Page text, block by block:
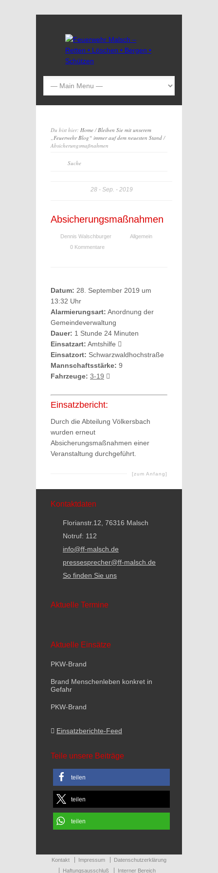
Du bist hier: Home/Bleiben Sie mit unserem
„Feuerwehr Blog“ immer auf dem neuesten Stand/
Absicherungsmaßnahmen
28 Sep. 2019
Absicherungsmaßnahmen
Dennis Walschburger
Allgemein
0 Kommentare
Datum: 28. September 2019 um
13:32 Uhr
Alarmierungsart: Anordnung der
Gemeindeverwaltung
Dauer: 1 Stunde 24 Minuten
Einsatzart: Amtshilfe
Einsatzort: Schwarzwaldhochstraße
Mannschaftsstärke: 9
Fahrzeuge: 3-19
Einsatzbericht:
Durch die Abteilung Völkersbach
wurden erneut
Absicherungsmaßnahmen einer
Veranstaltung durchgeführt.
[zum Anfang]
Kontaktdaten
Florianstr.12, 76316 Malsch
Notruf: 112
info@ff-malsch.de
pressesprecher@ff-malsch.de
So finden Sie uns
Aktuelle Termine
Aktuelle Einsätze
PKW-Brand
Brand Menschenleben konkret in
Gefahr
PKW-Brand
Einsatzberichte-Feed
Teile unsere Beiträge
teilen
teilen
teilen
Kontakt Impressum
Datenschutzerklärung
Haftungsausschluß
Interner Bereich